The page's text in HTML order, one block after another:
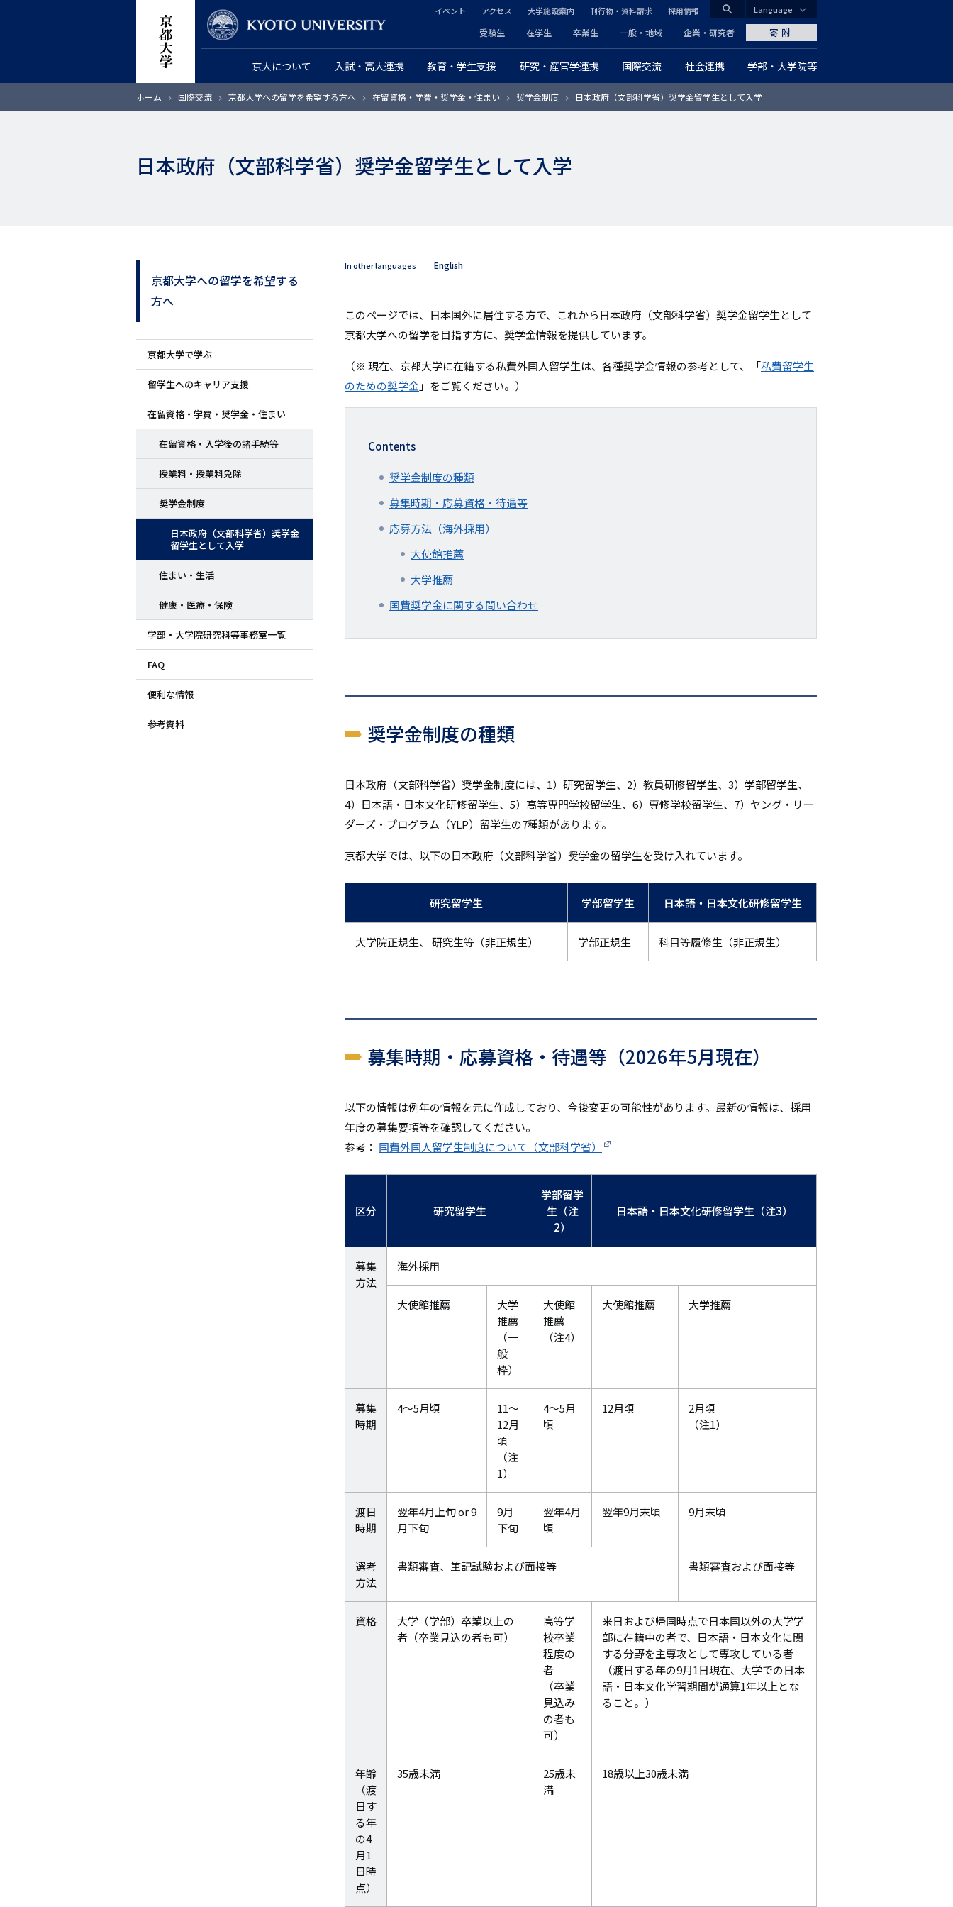
ン
CLOSE
search
グ
ロ
京大について 入試・高大連携 教育・学生支援 研究・産官学連携 国際交流 社会連携 学部・大学院等
ヘ
ッ
ダ
プ
ー
リ
ン
受験生 在学生 卒業生 一般・地域 企業・研究者
ッ
ダ
ー
カ
リ
リ
ク
イベント アクセス 大学施設案内 刊行物・資料請求 採用情報
寄附
Language
ホーム 国際交流 京都大学への留学を希望する方へ 在留資格・学費・奨学金・住まい 奨学金制度 日本政府（文部科学省）奨学金留学生として入学
日本政府（文部科学省）奨学金留学生として入学
サ
イ
ド
メ
ニ
ュ
京都大学への留学を希望する
方へ
京都大学で学ぶ
留学生へのキャリア支援
在留資格・学費・奨学金・住まい
在留資格・入学後の諸手続等
授業料・授業料免除
奨学金制度
日本政府（文部科学省）奨学金
留学生として入学
住まい・生活
健康・医療・保険
学部・大学院研究科等事務室一覧
FAQ
便利な情報
参考資料
In other languages English
このページでは、日本国外に居住する方で、これから日本政府（文部科学省）奨学金留学生として
京都大学への留学を目指す方に、奨学金情報を提供しています。
（※ 現在、京都大学に在籍する私費外国人留学生は、各種奨学金情報の参考として、「私費留学生
のための奨学金」をご覧ください。）
Contents
奨学金制度の種類
募集時期・応募資格・待遇等
応募方法（海外採用）
大使館推薦
大学推薦
国費奨学金に関する問い合わせ
奨学金制度の種類
日本政府（文部科学省）奨学金制度には、1）研究留学生、2）教員研修留学生、3）学部留学生、
4）日本語・日本文化研修留学生、5）高等専門学校留学生、6）専修学校留学生、7）ヤング・リー
ダーズ・プログラム（YLP）留学生の7種類があります。
京都大学では、以下の日本政府（文部科学省）奨学金の留学生を受け入れています。
研究留学生 学部留学生 日本語・日本文化研修留学生
大学院正規生、 研究生等（非正規生） 学部正規生 科目等履修生（非正規生）
募集時期・応募資格・待遇等（2026年5月現在）
以下の情報は例年の情報を元に作成しており、今後変更の可能性があります。最新の情報は、採用
年度の募集要項等を確認してください。
参考： 国費外国人留学生制度について（文部科学省）
区分 研究留学生
学部留学
生（注
2）
日本語・日本文化研修留学生（注3）
募集
方法
海外採用
大使館推薦
大学
推薦
（一
般
枠）
大使館
推薦
（注4）
大使館推薦 大学推薦
募集
時期
4～5月頃
11～
12月
頃
（注
1）
4～5月
頃
12月頃
2月頃
（注1）
渡日
時期
翌年4月上旬 or 9
月下旬
9月
下旬
翌年4月
頃
翌年9月末頃 9月末頃
選考
方法
書類審査、筆記試験および面接等 書類審査および面接等
資格
大学（学部）卒業以上の
者（卒業見込の者も可）
高等学
校卒業
程度の
者
（卒業
見込み
の者も
可）
来日および帰国時点で日本国以外の大学学
部に在籍中の者で、日本語・日本文化に関
する分野を主専攻として専攻している者
（渡日する年の9月1日現在、大学での日本
語・日本文化学習期間が通算1年以上とな
ること。）
年齢
（渡
日す
る年
の4
月1
日時
点）
35歳未満
25歳未
満
18歳以上30歳未満